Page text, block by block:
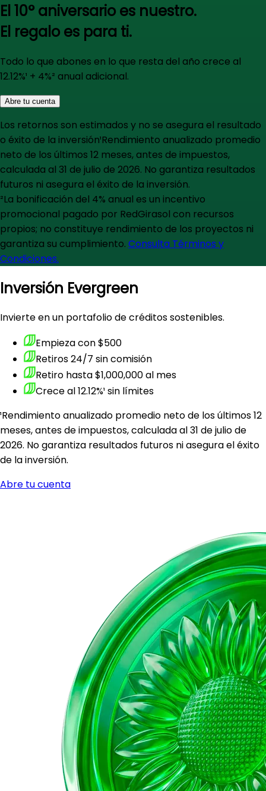
El 10° aniversario es nuestro.
El regalo es para ti.
Todo lo que abones en lo que resta del año crece al
12.12%¹ + 4%² anual adicional.
Abre tu cuenta
Los retornos son estimados y no se asegura el resultado
o éxito de la inversión¹Rendimiento anualizado promedio
neto de los últimos 12 meses, antes de impuestos,
calculada al 31 de julio de 2026. No garantiza resultados
futuros ni asegura el éxito de la inversión.
²La bonificación del 4% anual es un incentivo
promocional pagado por RedGirasol con recursos
propios; no constituye rendimiento de los proyectos ni
garantiza su cumplimiento. Consulta Términos y
Condiciones.
Inversión Evergreen
Invierte en un portafolio de créditos sostenibles.
Empieza con$500
Retiros24/7 sin comisión
Retiro hasta$1,000,000al mes
Crece al12.12%¹ sin límites
¹Rendimiento anualizado promedio neto de los últimos 12
meses, antes de impuestos, calculada al 31 de julio de
2026. No garantiza resultados futuros ni asegura el éxito
de la inversión.
Abre tu cuenta